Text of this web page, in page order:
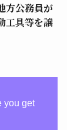
方公務員が
工具等を譲
you get